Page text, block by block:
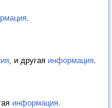
, и другая информация
информация